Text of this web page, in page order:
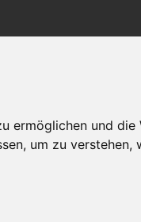
ermöglichen und die
um zu verstehen,